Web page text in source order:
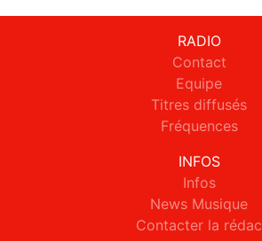
RADIO
Contact
Equipe
Titres diffusés
Fréquences
INFOS
Infos
News Musique
Contacter la rédac